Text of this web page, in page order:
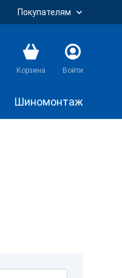
Покупателям
Корзина Войти
Шиномонтаж